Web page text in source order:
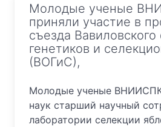
Молодые ученые
приняли участие в
съезда
генетиков и
(ВОГиС),
Молодые ученые ВНИИСПК
наук старший научный
лаборатории селекции